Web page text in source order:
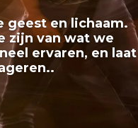
geest en lichaam.
zijn van wat we
ervaren, en laat
.